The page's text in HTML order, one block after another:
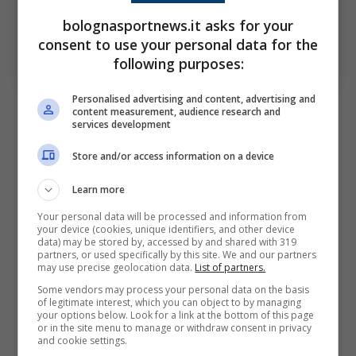
Le parole di Calvarese sul rigore in Bologna-Genoa.
Bologna Sport News (Photo by Alessandro
Sabattini/Getty Images Via OneFootball)
Poi prosegue la sua analisi: “Il pallone arriva
addirittura da un compagno, Ekuban. La
distanza è ravvicinata, quindi l’impatto è
inaspettato. La zona d’impatto è tra la spalla
Le parole di Italiano e Vieira
sull’episodio
In merito all’episodio erano intervenuti anche
bolognasportnews.it asks for your
consent to use your personal data for the
following purposes:
Personalised advertising and content, advertising and
content measurement, audience research and
services development
Store and/or access information on a device
Learn more
Your personal data will be processed and information from
your device (cookies, unique identifiers, and other device
data) may be stored by, accessed by and shared with 319
partners, or used specifically by this site. We and our partners
may use precise geolocation data. List of partners.
Some vendors may process your personal data on the basis
of legitimate interest, which you can object to by managing
your options below. Look for a link at the bottom of this page
or in the site menu to manage or withdraw consent in privacy
and cookie settings.